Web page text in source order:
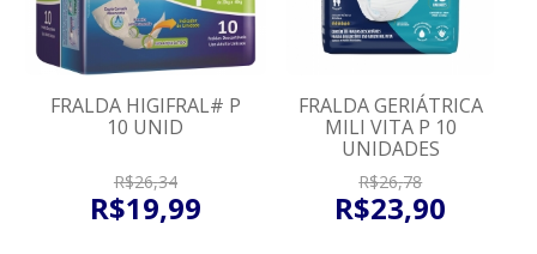
FRALDA HIGIFRAL# P
10 UNID
R$26,34
R$19,99
FRALDA GERIÁTRICA
MILI VITA P 10
UNIDADES
R$26,78
R$23,90